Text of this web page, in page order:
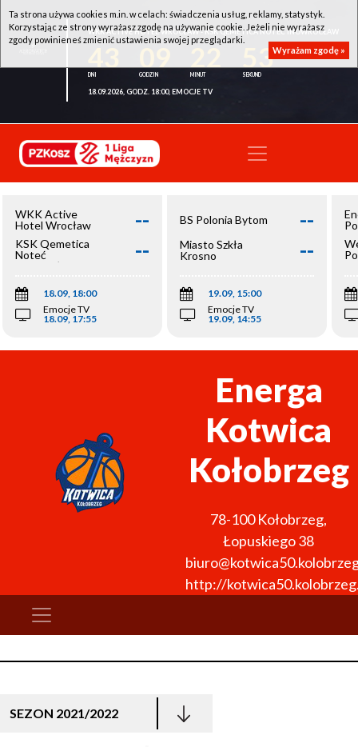
WKK ACTIVE HOTEL WROCŁAW - KSK QEMETICA NOTEĆ INOWROCŁAW
52
18.09.2026, GODZ. 18:00, EMOCJE TV
WKK Active
Hotel Wrocław
--
KSK Qemetica
Noteć
Inowrocław
--
18.09, 18:00
Emocje TV
18.09, 17:55
BS Polonia Bytom --
Miasto Szkła
Krosno
--
19.09, 15:00
Emocje TV
19.09, 14:55
Energa
Kotwica
Kołobrzeg
78-100 Kołobrzeg,
Łopuskiego 38
http://
SEZON 2021/2022
Ta strona używa cookies m.in. w celach: świadczenia usług, reklamy, statystyk.
Korzystając ze strony wyrażasz zgodę na używanie cookie. Jeżeli nie wyrażasz
zgody powinieneś zmienić ustawienia swojej przeglądarki.
Wyrażam zgodę »